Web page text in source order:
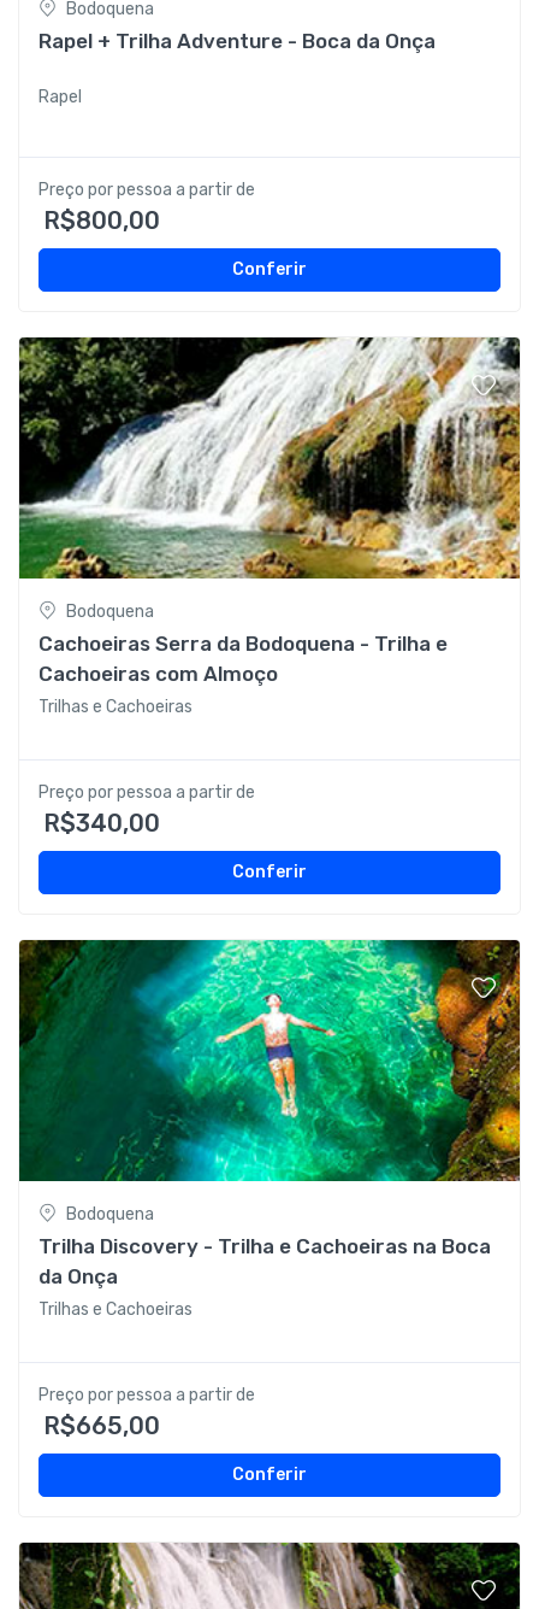
Bodoquena
Rapel + Trilha Adventure - Boca da Onça
Rapel
Preço por pessoa a partir de
R$800,00
Conferir
Bodoquena
Cachoeiras Serra da Bodoquena - Trilha e
Cachoeiras com Almoço
Trilhas e Cachoeiras
Preço por pessoa a partir de
R$340,00
Conferir
Bodoquena
Trilha Discovery - Trilha e Cachoeiras na Boca
da Onça
Trilhas e Cachoeiras
Preço por pessoa a partir de
R$665,00
Conferir